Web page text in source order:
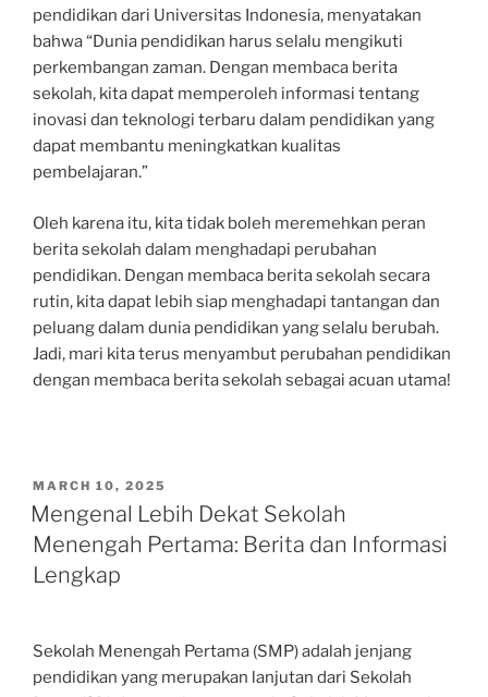
pendidikan dari Universitas Indonesia, menyatakan
bahwa “Dunia pendidikan harus selalu mengikuti
perkembangan zaman. Dengan membaca berita
sekolah, kita dapat memperoleh informasi tentang
inovasi dan teknologi terbaru dalam pendidikan yang
dapat membantu meningkatkan kualitas
pembelajaran.”
Oleh karena itu, kita tidak boleh meremehkan peran
berita sekolah dalam menghadapi perubahan
pendidikan. Dengan membaca berita sekolah secara
rutin, kita dapat lebih siap menghadapi tantangan dan
peluang dalam dunia pendidikan yang selalu berubah.
Jadi, mari kita terus menyambut perubahan pendidikan
dengan membaca berita sekolah sebagai acuan utama!
POSTED
ON
MARCH 10, 2025
Mengenal Lebih Dekat Sekolah
Menengah Pertama: Berita dan Informasi
Lengkap
Sekolah Menengah Pertama (SMP) adalah jenjang
pendidikan yang merupakan lanjutan dari Sekolah